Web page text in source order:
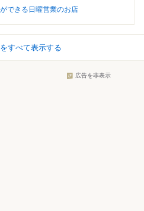
できる日曜営業のお店
すべて表示する
広告を非表示